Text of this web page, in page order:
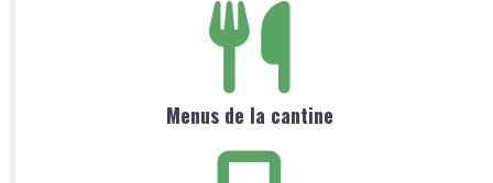
Menus de la cantine